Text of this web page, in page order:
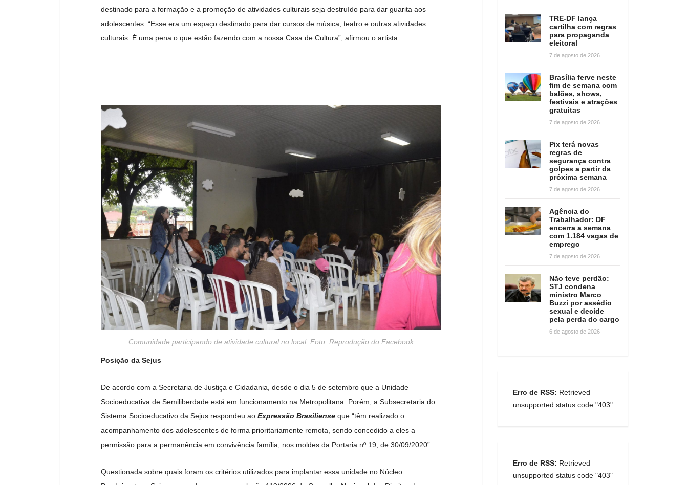
destinado para a formação e a promoção de atividades culturais seja destruído para dar guarita aos
adolescentes. “Esse era um espaço destinado para dar cursos de música, teatro e outras atividades
culturais. É uma pena o que estão fazendo com a nossa Casa de Cultura”, afirmou o artista.
Comunidade participando de atividade cultural no local. Foto: Reprodução do Facebook
Posição da Sejus
De acordo com a Secretaria de Justiça e Cidadania, desde o dia 5 de setembro que a Unidade
Socioeducativa de Semiliberdade está em funcionamento na Metropolitana. Porém, a Subsecretaria do
Sistema Socioeducativo da Sejus respondeu ao Expressão Brasiliense que “têm realizado o
acompanhamento dos adolescentes de forma prioritariamente remota, sendo concedido a eles a
permissão para a permanência em convivência família, nos moldes da Portaria nº 19, de 30/09/2020”.
Questionada sobre quais foram os critérios utilizados para implantar essa unidade no Núcleo
TRE-DF lança
cartilha com regras
para propaganda
eleitoral
7 de agosto de 2026
Brasília ferve neste
fim de semana com
balões, shows,
festivais e atrações
gratuitas
7 de agosto de 2026
Pix terá novas
regras de
segurança contra
golpes a partir da
próxima semana
7 de agosto de 2026
Agência do
Trabalhador: DF
encerra a semana
com 1.184 vagas de
emprego
7 de agosto de 2026
Não teve perdão:
STJ condena
ministro Marco
Buzzi por assédio
sexual e decide
pela perda do cargo
6 de agosto de 2026
Erro de RSS: Retrieved
unsupported status code "403"
Erro de RSS: Retrieved
unsupported status code "403"